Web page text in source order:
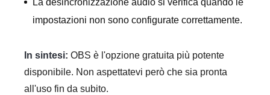
La desincronizzazione audio si verifica quando le
impostazioni non sono configurate correttamente.
In sintesi: OBS è l'opzione gratuita più potente
disponibile. Non aspettatevi però che sia pronta
all'uso fin da subito.